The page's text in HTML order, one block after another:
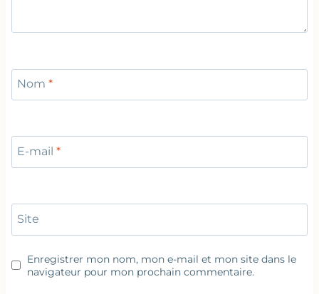
Nom *
E-mail *
Site
Enregistrer mon nom, mon e-mail et mon site dans le
navigateur pour mon prochain commentaire.